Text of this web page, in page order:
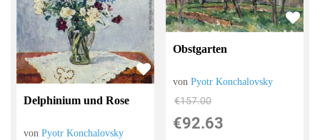
Delphinium und Rose
vonPyotr Konchalovsky
Obstgarten
vonPyotr Konchalovsky
€157.00
€92.63